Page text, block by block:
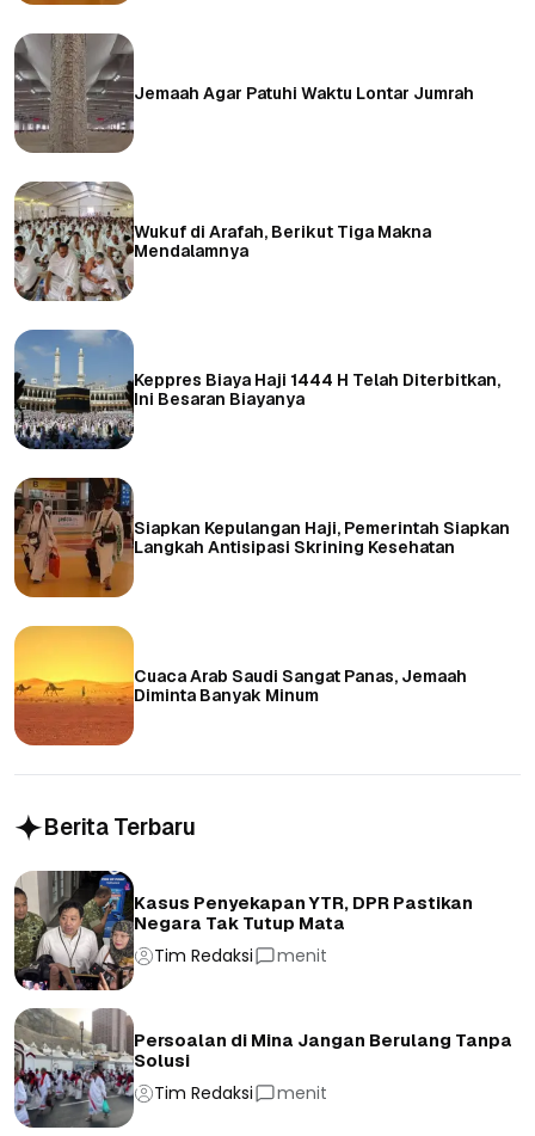
Jemaah Agar Patuhi Waktu Lontar Jumrah
Wukuf di Arafah, Berikut Tiga Makna
Mendalamnya
Keppres Biaya Haji 1444 H Telah Diterbitkan,
Ini Besaran Biayanya
Siapkan Kepulangan Haji, Pemerintah Siapkan
Langkah Antisipasi Skrining Kesehatan
Cuaca Arab Saudi Sangat Panas, Jemaah
Diminta Banyak Minum
Berita Terbaru
Kasus Penyekapan YTR, DPR Pastikan
Negara Tak Tutup Mata
Tim Redaksi menit
Persoalan di Mina Jangan Berulang Tanpa
Solusi
Tim Redaksi menit